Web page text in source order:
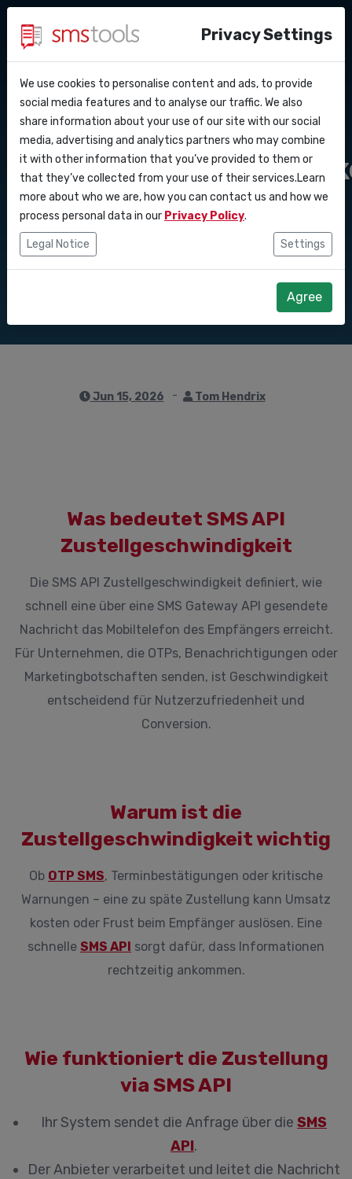
API Docs
Webhooks
Integrationen
Zapier
Warum smstools?
Blog
Service level agreement
Kontakt
Angebot anfordernSMS API
erklärt und
verbessert
Jun 15, 2026 Tom Hendrix
Was bedeutet SMS API
Zustellgeschwindigkeit
Die SMS API Zustellgeschwindigkeit definiert, wie
schnell eine über eine SMS Gateway API gesendete
Nachricht das Mobiltelefon des Empfängers erreicht.
Für Unternehmen, die OTPs, Benachrichtigungen oder
Marketingbotschaften senden, ist Geschwindigkeit
entscheidend für Nutzerzufriedenheit und
Conversion.
Warum ist die
Zustellgeschwindigkeit wichtig
Ob OTP SMS, Terminbestätigungen oder kritische
Warnungen – eine zu späte Zustellung kann Umsatz
kosten oder Frust beim Empfänger auslösen. Eine
schnelle SMS API sorgt dafür, dass Informationen
rechtzeitig ankommen.
Wie funktioniert die Zustellung
via SMS API
Ihr System sendet die Anfrage über die SMS
API.
Der Anbieter verarbeitet und leitet die Nachricht
Privacy Settings
We use cookies to personalise content and ads, to provide
social media features and to analyse our traffic. We also
share information about your use of our site with our social
media, advertising and analytics partners who may combine
it with other information that you’ve provided to them or
that they’ve collected from your use of their services.Learn
more about who we are, how you can contact us and how we
process personal data in our Privacy Policy.
Legal Notice Settings
Agree